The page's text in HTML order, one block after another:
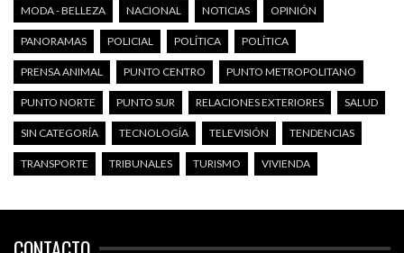
MODA - BELLEZA NACIONAL NOTICIAS OPINIÓN
PANORAMAS POLICIAL POLÍTICA POLÍTICA
PRENSA ANIMAL PUNTO CENTRO PUNTO METROPOLITANO
PUNTO NORTE PUNTO SUR RELACIONES EXTERIORES SALUD
SIN CATEGORÍA TECNOLOGÍA TELEVISIÓN TENDENCIAS
TRANSPORTE TRIBUNALES TURISMO VIVIENDA